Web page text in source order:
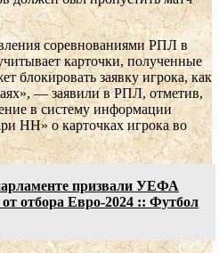
соревнованиями РПЛ в
карточки, полученные
блокировать заявку игрока, как
— заявили в РПЛ, отметив,
в систему информации
НН» о карточках игрока во
призвали УЕФА
отбора Евро-2024 :: Футбол